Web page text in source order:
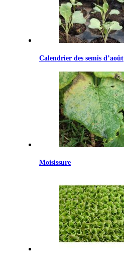
Calendrier des semis d’août
Moisissure